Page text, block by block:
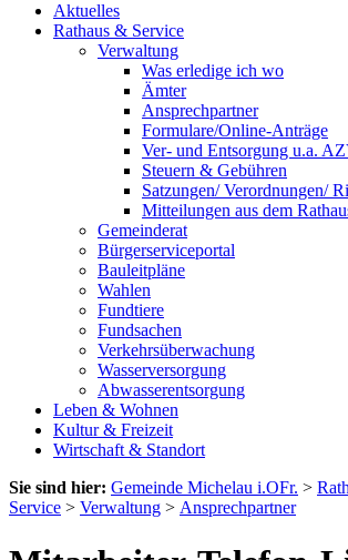
Aktuelles
Rathaus & Service
Verwaltung
Was erledige ich wo
Ämter
Ansprechpartner
Formulare/Online-Anträge
Ver- und Entsorgung u.a.
Steuern & Gebühren
Satzungen/ Verordnungen/
Mitteilungen aus dem
Gemeinderat
Bürgerserviceportal
Bauleitpläne
Wahlen
Fundtiere
Fundsachen
Verkehrsüberwachung
Wasserversorgung
Abwasserentsorgung
Leben & Wohnen
Kultur & Freizeit
Wirtschaft & Standort
Sie sind hier: Gemeinde Michelau i.OFr. >
Service > Verwaltung > Ansprechpartner